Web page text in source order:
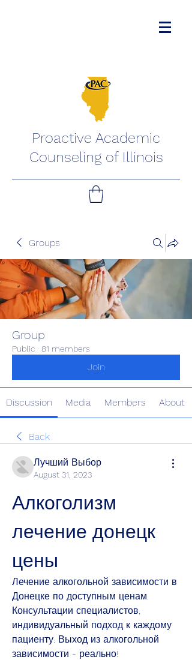
Proactive Academic
Counseling of Illinois
Groups
Group
Public · 81 members
Join
Discussion Media Members About
Back
Лучший Выбор
August 31, 2023
Алкоголизм
лечение донецк
цены
Лечение алкогольной зависимости в
Донецке по доступным ценам.
Консультации специалистов,
индивидуальный подход к каждому
пациенту. Выход из алкогольной
зависимости - реально!